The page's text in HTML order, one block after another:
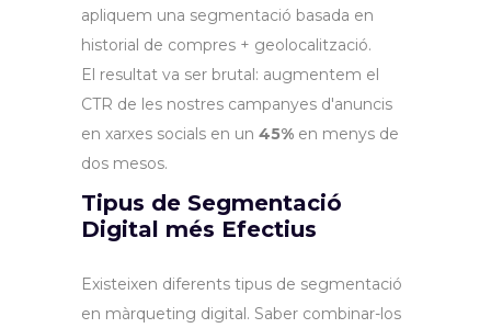
apliquem una segmentació basada en
historial de compres + geolocalització.
El resultat va ser brutal: augmentem el
CTR de les nostres campanyes d'anuncis
en xarxes socials en un 45% en menys de
dos mesos.
Tipus de Segmentació
Digital més Efectius
Existeixen diferents tipus de segmentació
en màrqueting digital. Saber combinar-los